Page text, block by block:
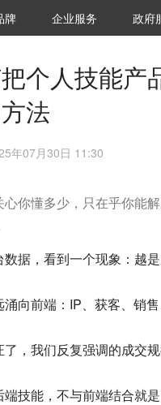
牌 36Kr研究院
企业服务 城市
政府
个人技能产
法
年07月30日 11:30
心你懂多少，只在乎你能
据，看到一个现象： 越
向前端：IP、获客、销
， 我们反复强调的成交
技能，不与前端结合就是